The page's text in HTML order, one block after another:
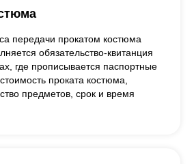
передачи прокатом костюма
обязательство-квитанция
где прописывается паспортные
проката костюма,
предметов, срок и время